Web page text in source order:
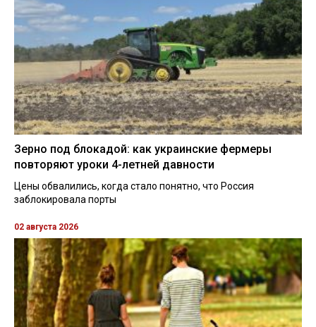
Зерно под блокадой: как украинские фермеры
повторяют уроки 4-летней давности
Цены обвалились, когда стало понятно, что Россия
заблокировала порты
02 августа 2026